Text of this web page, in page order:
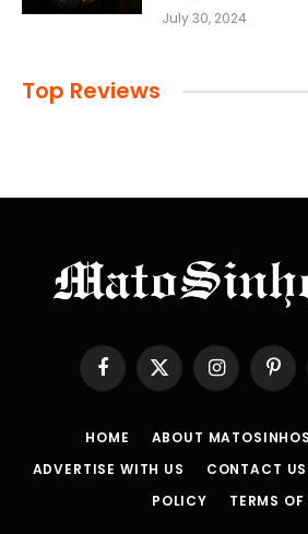
July 30, 2024
Top Reviews
Facebook
X
(Twitter)
Instagram
HOME
ABOUT
ADVERTISE WITH US
CONTACT US
POLICY
TERMS OF